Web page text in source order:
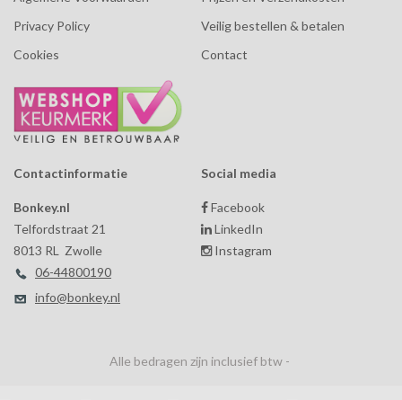
Privacy Policy
Cookies
Veilig bestellen & betalen
Contact
Contactinformatie
Bonkey.nl
Telfordstraat 21
8013 RL Zwolle
06-44800190
info@bonkey.nl
Social media
Facebook
LinkedIn
Instagram
Alle bedragen zijn inclusief btw -